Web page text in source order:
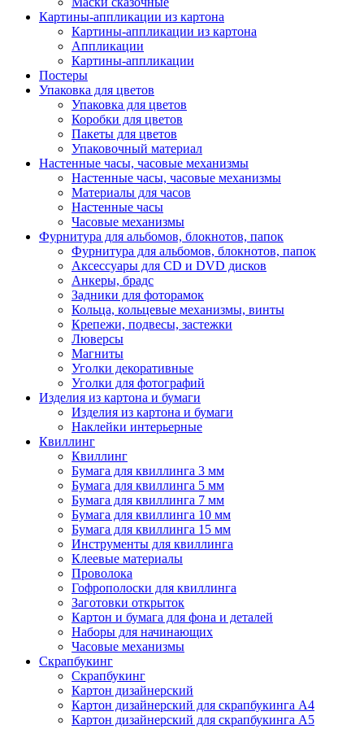
Картины-аппликации из картона
Картины-аппликации из картона
Аппликации
Картины-аппликации
Постеры
Упаковка для цветов
Упаковка для цветов
Коробки для цветов
Пакеты для цветов
Упаковочный материал
Настенные часы, часовые механизмы
Настенные часы, часовые механизмы
Материалы для часов
Настенные часы
Часовые механизмы
Фурнитура для альбомов, блокнотов, папок
Фурнитура для альбомов, блокнотов, папок
Аксессуары для CD и DVD дисков
Анкеры, брадс
Задники для фоторамок
Кольца, кольцевые механизмы, винты
Крепежи, подвесы, застежки
Люверсы
Магниты
Уголки декоративные
Уголки для фотографий
Изделия из картона и бумаги
Изделия из картона и бумаги
Наклейки интерьерные
Квиллинг
Квиллинг
Бумага для квиллинга 3 мм
Бумага для квиллинга 5 мм
Бумага для квиллинга 7 мм
Бумага для квиллинга 10 мм
Бумага для квиллинга 15 мм
Инструменты для квиллинга
Клеевые материалы
Проволока
Гофрополоски для квиллинга
Заготовки открыток
Картон и бумага для фона и деталей
Наборы для начинающих
Часовые механизмы
Скрапбукинг
Скрапбукинг
Картон дизайнерский
Картон дизайнерский для скрапбукинга А4
Картон дизайнерский для скрапбукинга А5